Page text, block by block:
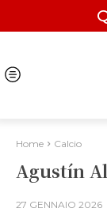
Home Calcio
Agustín
27 GENNAIO 2026